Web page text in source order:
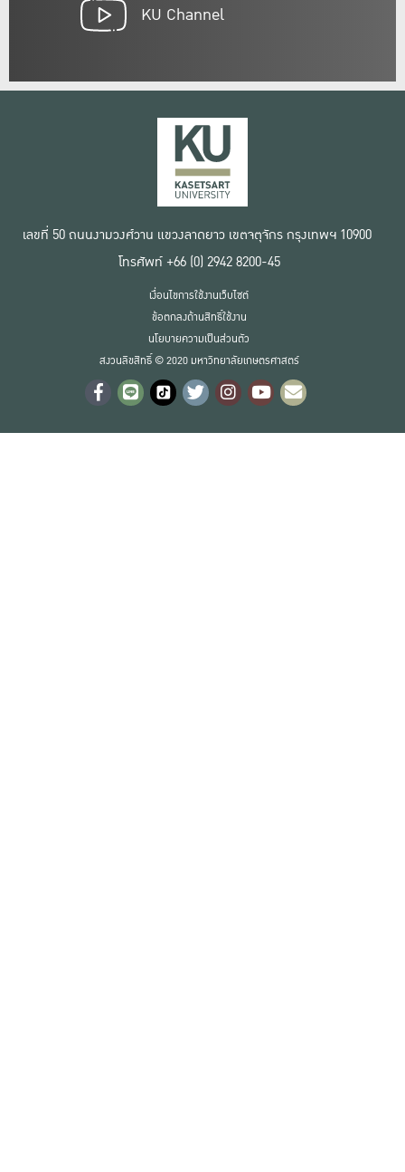
KU Channel
เลขที่ 50 ถนนงามวงศ์วาน แขวงลาดยาว เขตจตุจักร กรุงเทพฯ 10900
โทรศัพท์ +66 (0) 2942 8200-45
สงวนลิขสิทธิ์ © 2020 มหาวิทยาลัยเกษตรศาสตร์
เงื่อนไขการใช้งานเว็บไซต์
ข้อตกลงด้านสิทธิ์ใช้งาน
นโยบายความเป็นส่วนตัว